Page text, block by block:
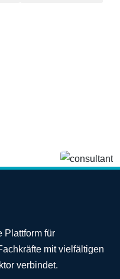
Plattform für
mit vielfältigen
verbindet.